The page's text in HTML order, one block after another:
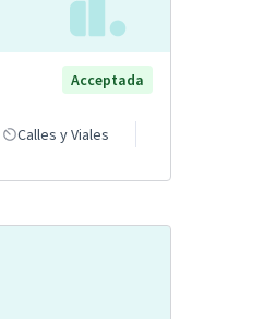
Acceptada
Calles y Viales